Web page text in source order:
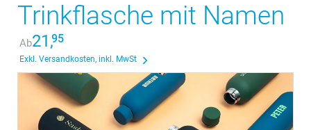
Trinkflasche mit Namen
Ab21,95
Exkl. Versandkosten, inkl. MwSt